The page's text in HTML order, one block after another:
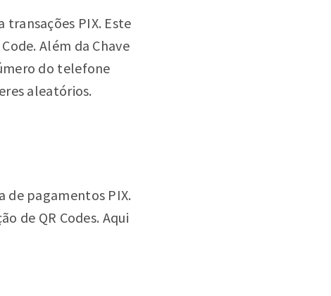
transações PIX. Este
Além da Chave
do telefone
aleatórios.
de pagamentos PIX.
de QR Codes. Aqui